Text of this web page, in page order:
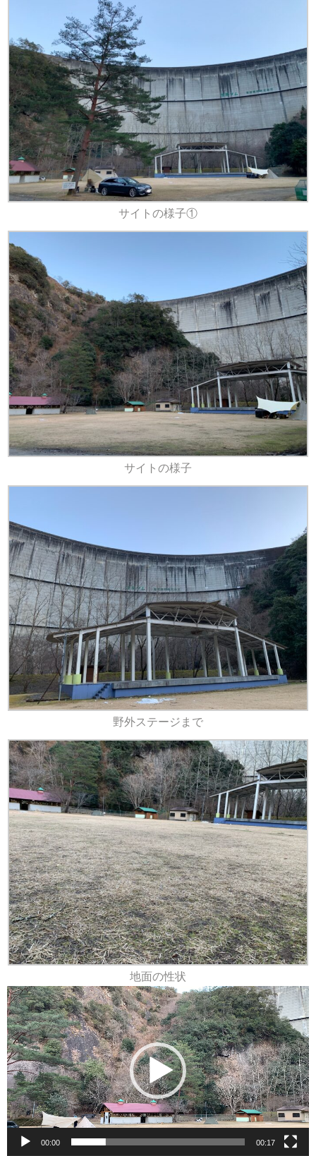
サイトの様子①
サイトの様子
野外ステージまで
地面の性状
動
画
プ
レ
ー
ヤ
ー
00:00 00:17